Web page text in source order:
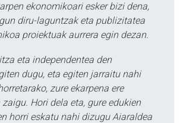
ekonomikoari esker bizi dena,
diru-laguntzak eta publizitatea
proiektuak aurrera egin dezan.
eta independentea den
dugu, eta egiten jarraitu nahi
zure ekarpena ere
Hori dela eta, gure edukien
horri eskatu nahi dizugu Aiaraldea